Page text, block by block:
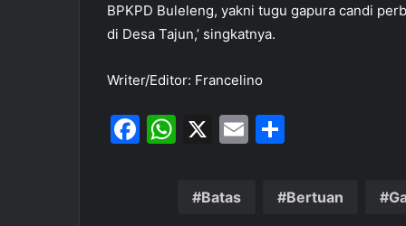
BPKPD Buleleng, yakni tugu gapura candi
di Desa Tajun,’ singkatnya.
Writer/Editor: Francelino
F
W
at
X
E
ar
Batas Bertuan